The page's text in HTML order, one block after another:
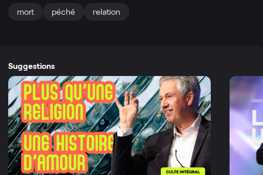
mort péché relation
Suggestions